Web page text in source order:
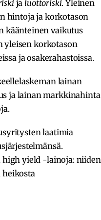
jaluottoriski. Yleinen
hintoja ja korkotason
käänteinen vaikutus
yleisen korkotason
ja osakerahastoissa.
lainan
ja lainan markkinahinta
laatimia
high yield -lainoja: niiden